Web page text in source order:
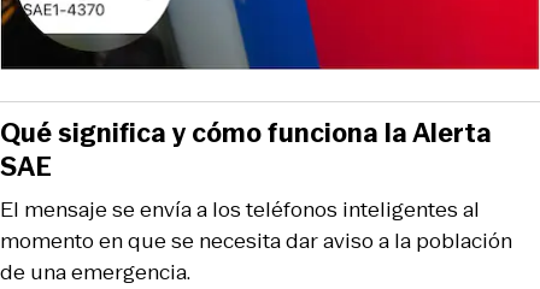
El mensaje se envía a los teléfonos inteligentes al
momento en que se necesita dar aviso a la población
de una emergencia.
Qué significa y cómo funciona la Alerta
SAE